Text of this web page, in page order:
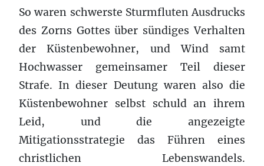
So waren schwerste Sturmfluten Ausdrucks
des Zorns Gottes über sündiges Verhalten
der Küstenbewohner, und Wind samt
Hochwasser gemeinsamer Teil dieser
Strafe. In dieser Deutung waren also die
Küstenbewohner selbst schuld an ihrem
Leid, und die angezeigte
Mitigationsstrategie das Führen eines
christlichen Lebenswandels.